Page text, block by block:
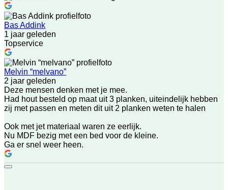
Bas Addink
1 jaar geleden
Topservice
Melvin “melvano”
2 jaar geleden
Deze mensen denken met je mee.
Had hout besteld op maat uit 3 planken, uiteindelijk hebben
zij met passen en meten dit uit 2 planken weten te halen
Ook met jet materiaal waren ze eerlijk.
Nu MDF bezig met een bed voor de kleine.
Ga er snel weer heen.